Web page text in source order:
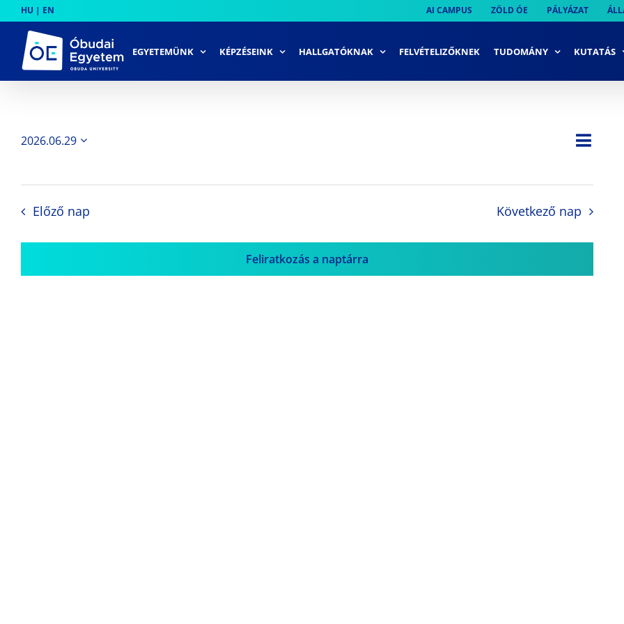
to
content
HU | EN AI CAMPUS ZÖLD ÓE PÁLYÁZAT
EGYETEMÜNK KÉPZÉSEINK HALLGATÓKNAK FELVÉTELIZŐKNEK TUDOMÁNY KUTATÁS
Nap
2026.06.29
Előző nap Következő nap
Feliratkozás a naptárra